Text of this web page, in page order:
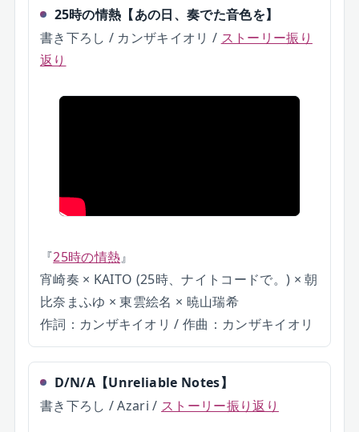
25時の情熱 【あの日、奏でた音色を】
書き下ろし / カンザキイオリ / ストーリー振り
返り
『25時の情熱』
宵崎奏 × KAITO (25時、ナイトコードで。) × 朝
比奈まふゆ × 東雲絵名 × 暁山瑞希
作詞：カンザキイオリ / 作曲：カンザキイオリ
D/N/A 【Unreliable Notes】
書き下ろし / Azari / ストーリー振り返り